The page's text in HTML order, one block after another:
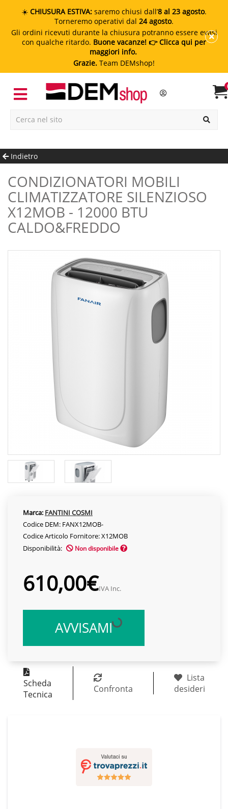
☀️ CHIUSURA ESTIVA: saremo chiusi dall’8 al 23 agosto.
Torneremo operativi dal 24 agosto.
Gli ordini ricevuti durante la chiusura potranno essere evasi
con qualche ritardo. Buone vacanze! 👉 Clicca qui per
maggiori info.
Grazie. Team DEMshop!
Indietro
CONDIZIONATORI MOBILI
CLIMATIZZATORE SILENZIOSO
X12MOB - 12000 BTU
CALDO&FREDDO
Marca: FANTINI COSMI
Codice DEM: FANX12MOB-
Codice Articolo Fornitore: X12MOB
Disponibilità:
Non disponibile
610,00€IVA Inc.
AVVISAMI
Scheda
Tecnica
Confronta
Lista
desideri